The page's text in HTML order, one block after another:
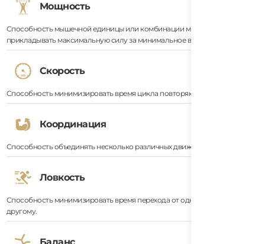
Мощность
Способность мышечной единицы или комбинации мышечных единиц
прикладывать максимальную силу за минимальное время.
Скорость
Способность минимизировать время цикла повторяющегося движения.
Координация
Способность объединять несколько различных движений в одно целое.
Ловкость
Способность минимизировать время перехода от одного движения к
другому.